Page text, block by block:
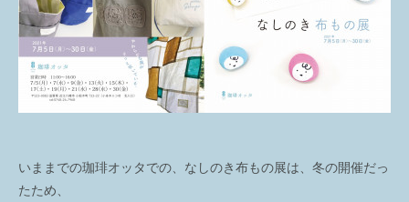
いままでの珈琲オッタでの、なしのき布もの展は、冬の開催だっ
たため、